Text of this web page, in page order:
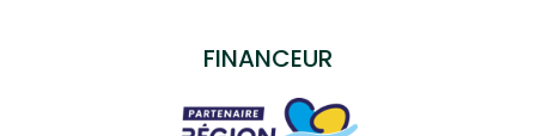
FINANCEUR